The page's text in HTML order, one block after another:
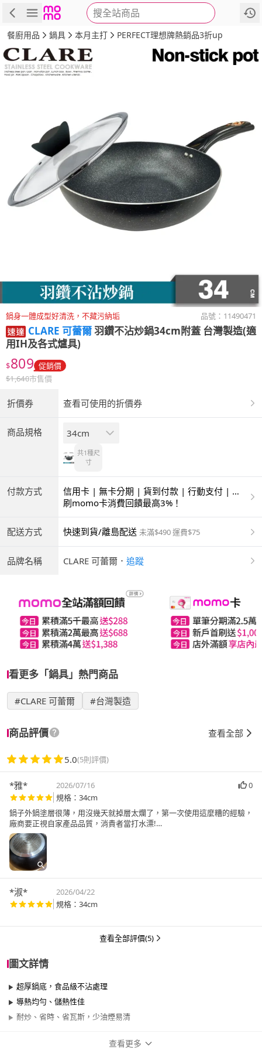
搜全站商品
商品 評價 詳情
餐廚用品 鍋具 本月主打 PERFECT理想牌熱銷品3折up
鍋身一體成型好清洗，不藏污納垢 品號： 11490471
CLARE 可蕾爾羽鑽不沾炒鍋34cm附蓋 台灣製造(適
用IH及各式爐具)
$809 促銷價
$1,640市售價
折價券 查看可使用的折價券
商品規格 34cm
共1種尺
寸
付款方式
信用卡 | 無卡分期 | 貨到付款 | 行動支付 | 超
商付款 | ATM | 銀聯卡
刷momo卡消費回饋最高3%！
配送方式 快速到貨/離島配送 未滿$490 運費$75
品牌名稱 CLARE 可蕾爾 ． 追蹤
看更多「鍋具」熱門商品
#CLARE 可蕾爾 #台灣製造
商品評價 查看全部
5.0(5則評價)
*雅* 2026/07/16
0
規格：34cm
鍋子外鍋塗層很薄，用沒幾天就掉層太爛了，第一次使用這麼糟的經驗，
廠商要正視自家產品品質，消貴者當打水漂!
為什麼強迫給三顆星以上？
*淑*
2026/04/22
規格：34cm
查看全部評價(5)
圖文詳情
超厚鍋底，食品級不沾處理
導熱均勻、儲熱性佳
耐炒、省時、省瓦斯，少油煙易清
查看更多